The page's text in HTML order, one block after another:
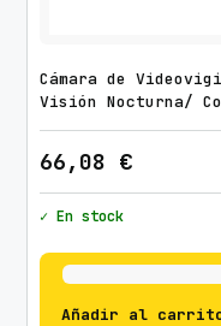
Cámara de
Visión Nocturna/
66,08 €
✓ En stock
Añadir al